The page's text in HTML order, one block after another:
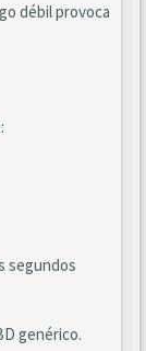
débil provoca
segundos
genérico.